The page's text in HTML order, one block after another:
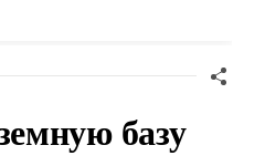
базу